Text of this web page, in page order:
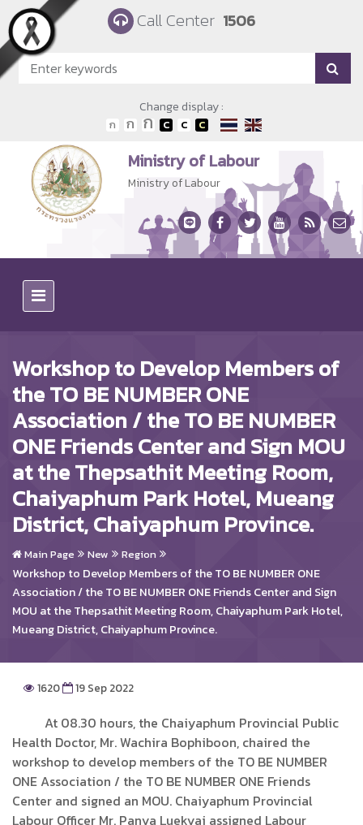
Skip to main content Call Center 1506
Change display :
Ministry of Labour
Ministry of Labour
Workshop to Develop Members of
the TO BE NUMBER ONE
Association / the TO BE NUMBER
ONE Friends Center and Sign MOU
at the Thepsathit Meeting Room,
Chaiyaphum Park Hotel, Mueang
District, Chaiyaphum Province.
Main Page New Region
Workshop to Develop Members of the TO BE NUMBER ONE
Association / the TO BE NUMBER ONE Friends Center and Sign
MOU at the Thepsathit Meeting Room, Chaiyaphum Park Hotel,
Mueang District, Chaiyaphum Province.
1620 19 Sep 2022
At 08.30 hours, the Chaiyaphum Provincial Public
Health Doctor, Mr. Wachira Bophiboon, chaired the
workshop to develop members of the TO BE NUMBER
ONE Association / the TO BE NUMBER ONE Friends
Center and signed an MOU. Chaiyaphum Provincial
Labour Officer Mr. Panya Luekyai assigned Labour